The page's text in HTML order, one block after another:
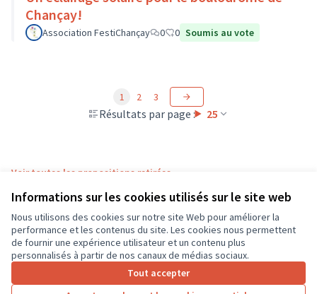
Informations sur les cookies utilisés sur le site web
Nous utilisons des cookies sur notre site Web pour améliorer la
performance et les contenus du site. Les cookies nous permettent
de fournir une expérience utilisateur et un contenu plus
personnalisés à partir de nos canaux de médias sociaux.
Tout accepter
Chançay!
Association FestiChançay 0 0 Soumis au vote
Résultats par page : 25
1 2 3
Voir toutes les propositions retirées
Conditions d'utilisation
Paramètres des cookies
CD37 sur X
(Lien externe)
CD37 sur Facebook
CD37 sur Instagram
CD37 sur YouTube
(Lien externe)